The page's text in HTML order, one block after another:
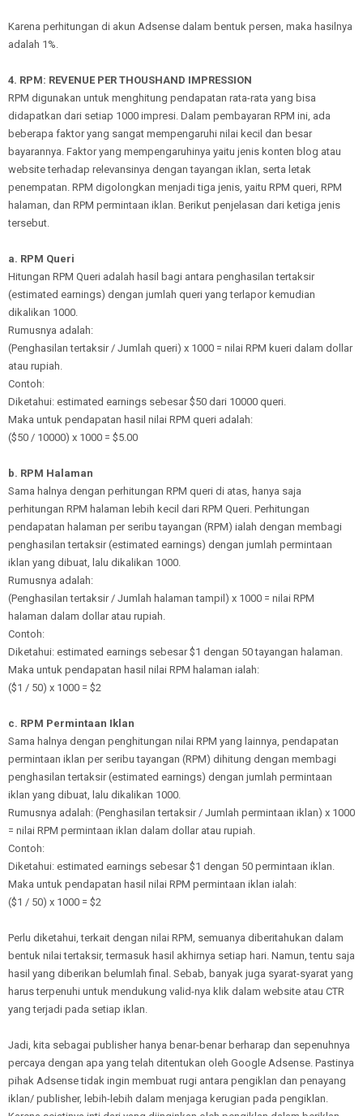
Karena perhitungan di akun Adsense dalam bentuk persen, maka hasilnya
adalah 1%.
4. RPM: REVENUE PER THOUSHAND IMPRESSION
RPM digunakan untuk menghitung pendapatan rata-rata yang bisa
didapatkan dari setiap 1000 impresi. Dalam pembayaran RPM ini, ada
beberapa faktor yang sangat mempengaruhi nilai kecil dan besar
bayarannya. Faktor yang mempengaruhinya yaitu jenis konten blog atau
website terhadap relevansinya dengan tayangan iklan, serta letak
penempatan. RPM digolongkan menjadi tiga jenis, yaitu RPM queri, RPM
halaman, dan RPM permintaan iklan. Berikut penjelasan dari ketiga jenis
tersebut.
a. RPM Queri
Hitungan RPM Queri adalah hasil bagi antara penghasilan tertaksir
(estimated earnings) dengan jumlah queri yang terlapor kemudian
dikalikan 1000.
Rumusnya adalah:
(Penghasilan tertaksir / Jumlah queri) x 1000 = nilai RPM kueri dalam dollar
atau rupiah.
Contoh:
Diketahui: estimated earnings sebesar $50 dari 10000 queri.
Maka untuk pendapatan hasil nilai RPM queri adalah:
($50 / 10000) x 1000 = $5.00
b. RPM Halaman
Sama halnya dengan perhitungan RPM queri di atas, hanya saja
perhitungan RPM halaman lebih kecil dari RPM Queri. Perhitungan
pendapatan halaman per seribu tayangan (RPM) ialah dengan membagi
penghasilan tertaksir (estimated earnings) dengan jumlah permintaan
iklan yang dibuat, lalu dikalikan 1000.
Rumusnya adalah:
(Penghasilan tertaksir / Jumlah halaman tampil) x 1000 = nilai RPM
halaman dalam dollar atau rupiah.
Contoh:
Diketahui: estimated earnings sebesar $1 dengan 50 tayangan halaman.
Maka untuk pendapatan hasil nilai RPM halaman ialah:
($1 / 50) x 1000 = $2
c. RPM Permintaan Iklan
Sama halnya dengan penghitungan nilai RPM yang lainnya, pendapatan
permintaan iklan per seribu tayangan (RPM) dihitung dengan membagi
penghasilan tertaksir (estimated earnings) dengan jumlah permintaan
iklan yang dibuat, lalu dikalikan 1000.
Rumusnya adalah: (Penghasilan tertaksir / Jumlah permintaan iklan) x 1000
= nilai RPM permintaan iklan dalam dollar atau rupiah.
Contoh:
Diketahui: estimated earnings sebesar $1 dengan 50 permintaan iklan.
Maka untuk pendapatan hasil nilai RPM permintaan iklan ialah:
($1 / 50) x 1000 = $2
Perlu diketahui, terkait dengan nilai RPM, semuanya diberitahukan dalam
bentuk nilai tertaksir, termasuk hasil akhirnya setiap hari. Namun, tentu saja
hasil yang diberikan belumlah final. Sebab, banyak juga syarat-syarat yang
harus terpenuhi untuk mendukung valid-nya klik dalam website atau CTR
yang terjadi pada setiap iklan.
Jadi, kita sebagai publisher hanya benar-benar berharap dan sepenuhnya
percaya dengan apa yang telah ditentukan oleh Google Adsense. Pastinya
pihak Adsense tidak ingin membuat rugi antara pengiklan dan penayang
iklan/ publisher, lebih-lebih dalam menjaga kerugian pada pengiklan.